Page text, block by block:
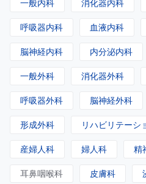
一般内科 消化器内科
呼吸器内科 血液内科
脳神経内科 内分泌内科
一般外科 消化器外科
呼吸器外科 脳神経外科
形成外科 リハビリテーシ
産婦人科 婦人科 精
耳鼻咽喉科 皮膚科